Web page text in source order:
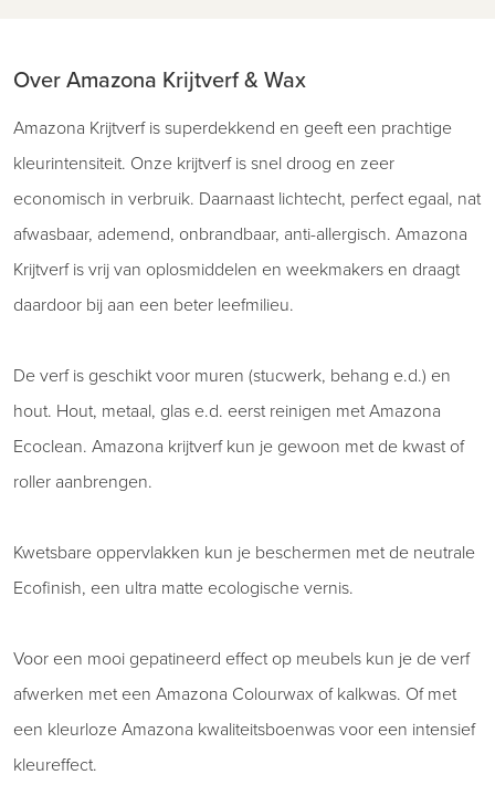
Over Amazona Krijtverf & Wax
Amazona Krijtverf is superdekkend en geeft een prachtige
kleurintensiteit. Onze krijtverf is snel droog en zeer
economisch in verbruik. Daarnaast lichtecht, perfect egaal, nat
afwasbaar, ademend, onbrandbaar, anti-allergisch. Amazona
Krijtverf is vrij van oplosmiddelen en weekmakers en draagt
daardoor bij aan een beter leefmilieu.
De verf is geschikt voor muren (stucwerk, behang e.d.) en
hout. Hout, metaal, glas e.d. eerst reinigen met Amazona
Ecoclean. Amazona krijtverf kun je gewoon met de kwast of
roller aanbrengen.
Kwetsbare oppervlakken kun je beschermen met de neutrale
Ecofinish, een ultra matte ecologische vernis.
Voor een mooi gepatineerd effect op meubels kun je de verf
afwerken met een Amazona Colourwax of kalkwas. Of met
een kleurloze Amazona kwaliteitsboenwas voor een intensief
kleureffect.